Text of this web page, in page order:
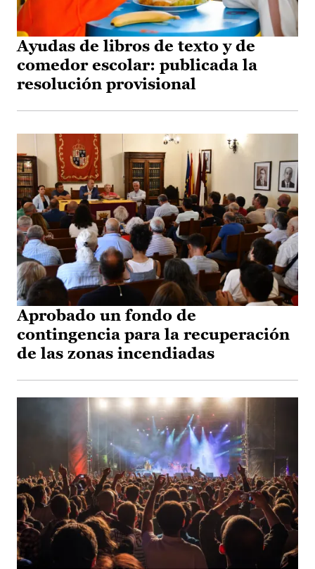
Ayudas de libros de texto y de
comedor escolar: publicada la
resolución provisional
Aprobado un fondo de
contingencia para la recuperación
de las zonas incendiadas